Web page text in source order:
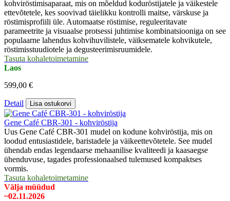
kohviröstimisaparaat, mis on mõeldud koduröstijatele ja väikestele
ettevõtetele, kes soovivad täielikku kontrolli maitse, värskuse ja
röstimisprofiili üle. Automaatse röstimise, reguleeritavate
parameetrite ja visuaalse protsessi juhtimise kombinatsiooniga on see
populaarne lahendus kohvihuvilistele, väiksematele kohvikutele,
röstimisstuudiotele ja degusteerimisruumidele.
Tasuta kohaletoimetamine
Laos
599,00 €
Detail Lisa ostukorvi
Gene Café CBR-301 - kohviröstija
Uus Gene Café CBR-301 mudel on kodune kohviröstija, mis on
loodud entusiastidele, baristadele ja väikeettevõtetele. See mudel
ühendab endas legendaarse mehaanilise kvaliteedi ja kaasaegse
ühenduvuse, tagades professionaalsed tulemused kompaktses
vormis.
Tasuta kohaletoimetamine
Välja müüdud
~02.11.2026